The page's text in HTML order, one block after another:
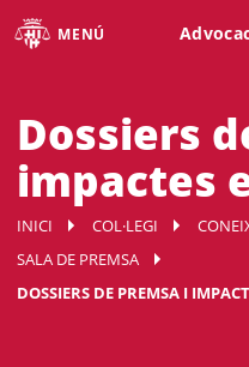
MENÚ
Dossiers
impactes
INICI COL·LEGI
SALA DE PREMSA
DOSSIERS DE PREMSA I